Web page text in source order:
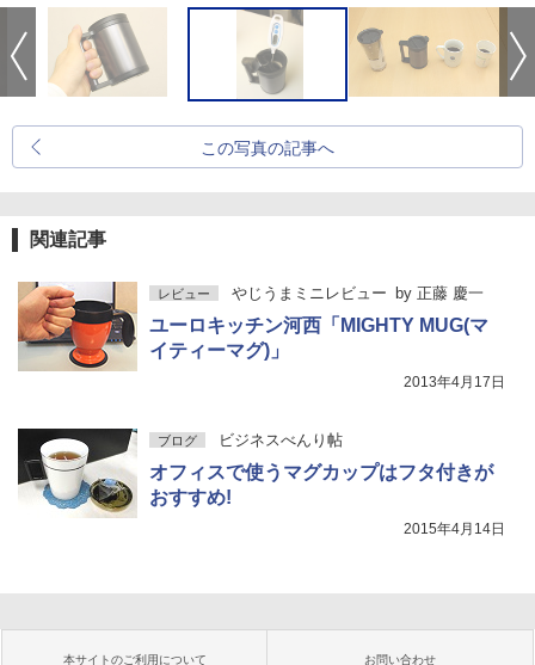
この写真の記事へ
関連記事
レビュー やじうまミニレビュー by 正藤 慶一
ユーロキッチン河西「MIGHTY MUG(マ
イティーマグ)」
2013年4月17日
ブログ ビジネスべんり帖
オフィスで使うマグカップはフタ付きが
おすすめ!
2015年4月14日
本サイトのご利用について お問い合わせ